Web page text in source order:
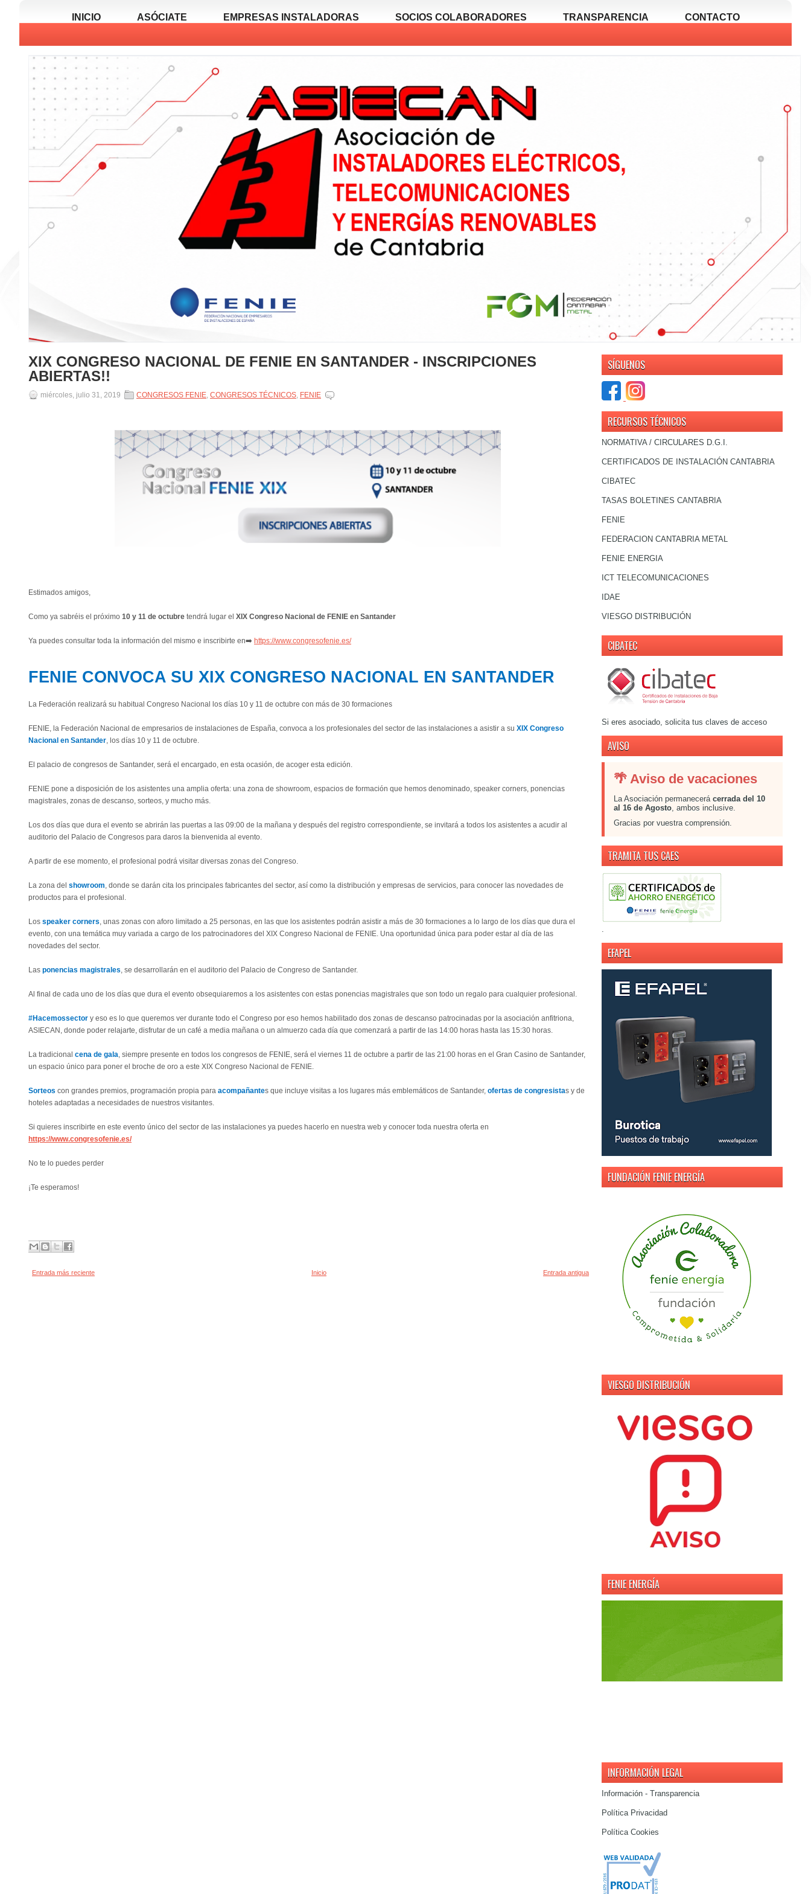
INICIO ASÓCIATE EMPRESAS INSTALADORAS SOCIOS COLABORADORES TRANSPARENCIA CONTACTO
XIX CONGRESO NACIONAL DE FENIE EN SANTANDER - INSCRIPCIONES
ABIERTAS!!
miércoles, julio 31, 2019 CONGRESOS FENIE, CONGRESOS TÉCNICOS, FENIE
Estimados amigos,
Como ya sabréis el próximo 10 y 11 de octubre tendrá lugar el XIX Congreso Nacional de FENIE en Santander
Ya puedes consultar toda la información del mismo e inscribirte en➡ https://www.congresofenie.es/
FENIE CONVOCA SU XIX CONGRESO NACIONAL EN SANTANDER
La Federación realizará su habitual Congreso Nacional los días 10 y 11 de octubre con más de 30 formaciones
FENIE, la Federación Nacional de empresarios de instalaciones de España, convoca a los profesionales del sector de las instalaciones a asistir a su XIX Congreso
Nacional en Santander, los días 10 y 11 de octubre.
El palacio de congresos de Santander, será el encargado, en esta ocasión, de acoger esta edición.
FENIE pone a disposición de los asistentes una amplia oferta: una zona de showroom, espacios de formación que hemos denominado, speaker corners, ponencias
magistrales, zonas de descanso, sorteos, y mucho más.
Los dos días que dura el evento se abrirán las puertas a las 09:00 de la mañana y después del registro correspondiente, se invitará a todos los asistentes a acudir al
auditorio del Palacio de Congresos para daros la bienvenida al evento.
A partir de ese momento, el profesional podrá visitar diversas zonas del Congreso.
La zona del showroom, donde se darán cita los principales fabricantes del sector, así como la distribución y empresas de servicios, para conocer las novedades de
productos para el profesional.
Los speaker corners, unas zonas con aforo limitado a 25 personas, en las que los asistentes podrán asistir a más de 30 formaciones a lo largo de los días que dura el
evento, con una temática muy variada a cargo de los patrocinadores del XIX Congreso Nacional de FENIE. Una oportunidad única para poder estar al día de las
novedades del sector.
Las ponencias magistrales, se desarrollarán en el auditorio del Palacio de Congreso de Santander.
Al final de cada uno de los días que dura el evento obsequiaremos a los asistentes con estas ponencias magistrales que son todo un regalo para cualquier profesional.
#Hacemossector y eso es lo que queremos ver durante todo el Congreso por eso hemos habilitado dos zonas de descanso patrocinadas por la asociación anfitriona,
ASIECAN, donde poder relajarte, disfrutar de un café a media mañana o un almuerzo cada día que comenzará a partir de las 14:00 horas hasta las 15:30 horas.
La tradicional cena de gala, siempre presente en todos los congresos de FENIE, será el viernes 11 de octubre a partir de las 21:00 horas en el Gran Casino de Santander,
un espacio único para poner el broche de oro a este XIX Congreso Nacional de FENIE.
Sorteos con grandes premios, programación propia para acompañantes que incluye visitas a los lugares más emblemáticos de Santander, ofertas de congresistas y de
hoteles adaptadas a necesidades de nuestros visitantes.
Si quieres inscribirte en este evento único del sector de las instalaciones ya puedes hacerlo en nuestra web y conocer toda nuestra oferta en
https://www.congresofenie.es/
No te lo puedes perder
¡Te esperamos!
Entrada más reciente Entrada antigua
Inicio
SÍGUENOS
RECURSOS TÉCNICOS
NORMATIVA / CIRCULARES D.G.I.
CERTIFICADOS DE INSTALACIÓN CANTABRIA
CIBATEC
TASAS BOLETINES CANTABRIA
FENIE
FEDERACION CANTABRIA METAL
FENIE ENERGIA
ICT TELECOMUNICACIONES
IDAE
VIESGO DISTRIBUCIÓN
CIBATEC
Si eres asociado, solicita tus claves de acceso
AVISO
🌴 Aviso de vacaciones
La Asociación permanecerá cerrada del 10
al 16 de Agosto, ambos inclusive.
Gracias por vuestra comprensión.
TRAMITA TUS CAES
.
EFAPEL
FUNDACIÓN FENIE ENERGÍA
VIESGO DISTRIBUCIÓN
FENIE ENERGÍA
INFORMACIÓN LEGAL
Información - Transparencia
Política Privacidad
Política Cookies